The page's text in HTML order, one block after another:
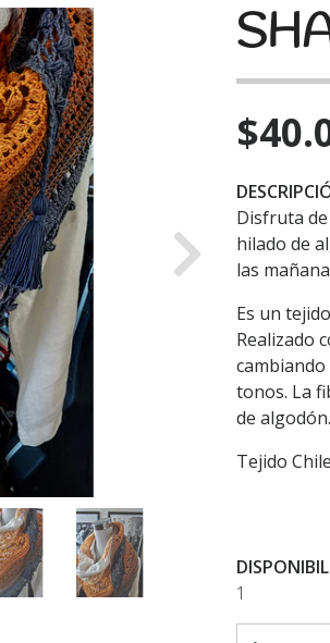
Next
Disfruta
hilado de
las
Es un
Realizado
tonos. La
de algodón.
Tejido
1